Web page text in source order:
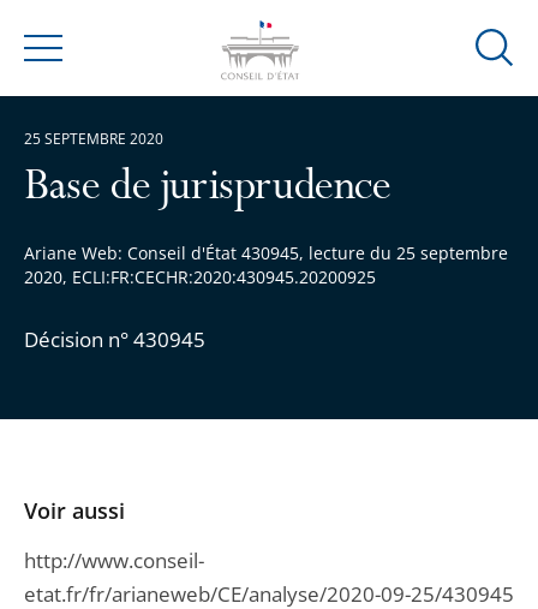
Menu
Ouvrir
Base de jurisprudence
Ariane Web: Conseil d'État 430945, lecture du 25 septembre
2020, ECLI:FR:CECHR:2020:430945.20200925
Décision n° 430945
25 SEPTEMBRE 2020
Voir aussi
http://www.conseil-
etat.fr/fr/arianeweb/CE/analyse/2020-09-25/430945